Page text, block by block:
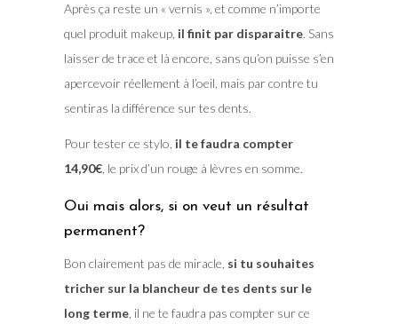
Après ça reste un « vernis », et comme n’importe
quel produit makeup, il finit par disparaitre. Sans
laisser de trace et là encore, sans qu’on puisse s’en
apercevoir réellement à l’oeil, mais par contre tu
sentiras la différence sur tes dents.
Pour tester ce stylo, il te faudra compter
14,90€, le prix d’un rouge à lèvres en somme.
Oui mais alors, si on veut un résultat
permanent?
Bon clairement pas de miracle, si tu souhaites
tricher sur la blancheur de tes dents sur le
long terme, il ne te faudra pas compter sur ce